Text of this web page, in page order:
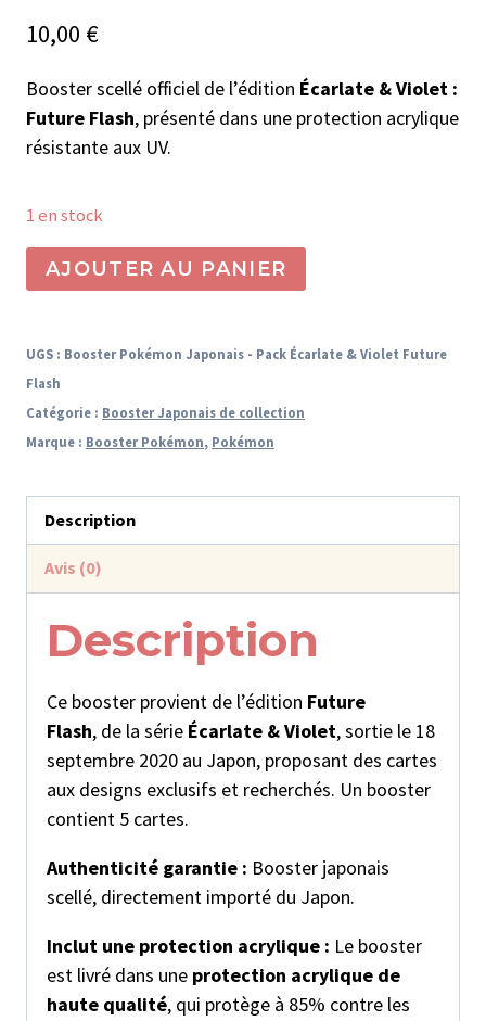
10,00 €
Booster scellé officiel de l’édition Écarlate & Violet :
Future Flash, présenté dans une protection acrylique
résistante aux UV.
1 en stock
quantité
de
Pokémon
Japonais
-
Pack
et
Violet
AJOUTER AU PANIER
UGS : Booster Pokémon Japonais - Pack Écarlate & Violet Future
Flash
Catégorie : Booster Japonais de collection
Marque : Booster Pokémon, Pokémon
Description
Avis (0)
Description
Ce booster provient de l’édition Future
Flash, de la série Écarlate & Violet, sortie le 18
septembre 2020 au Japon, proposant des cartes
aux designs exclusifs et recherchés. Un booster
contient 5 cartes.
Authenticité garantie : Booster japonais
scellé, directement importé du Japon.
Inclut une protection acrylique : Le booster
est livré dans une protection acrylique de
haute qualité, qui protège à 85% contre les